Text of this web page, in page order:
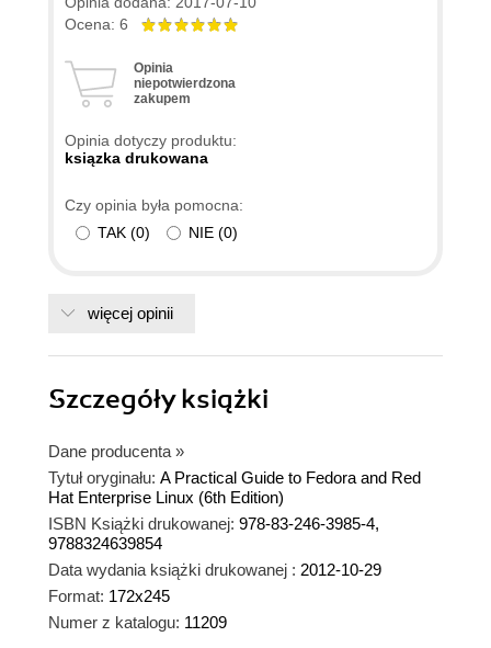
Ocena: 6
Opinia
niepotwierdzona
zakupem
Opinia dotyczy produktu:
ksiązka drukowana
Czy opinia była pomocna:
TAK (0) NIE (0)
więcej opinii
Szczegółyksiążki
Dane producenta »
Tytuł oryginału: A Practical Guide to Fedora and Red
Hat Enterprise Linux (6th Edition)
ISBN Książki drukowanej: 978-83-246-3985-4,
9788324639854
Data wydania książki drukowanej : 2012-10-29
Format: 172x245
Numer z katalogu: 11209